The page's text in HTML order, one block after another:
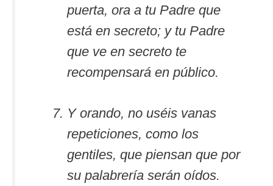
puerta, ora a tu Padre que
está en secreto; y tu Padre
que ve en secreto te
recompensará en público.
Y orando, no uséis vanas
repeticiones, como los
gentiles, que piensan que por
su palabrería serán oídos.